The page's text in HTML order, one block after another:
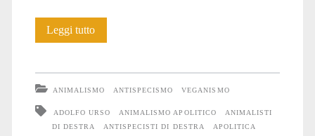
Leggi tuttoCredere,
ANIMALISMO ANTISPECISMO VEGANISMO
ADOLFO URSO ANIMALISMO APOLITICO
ANIMALISTI
DI DESTRA
ANTISPECISTI DI DESTRA
APOLITICA